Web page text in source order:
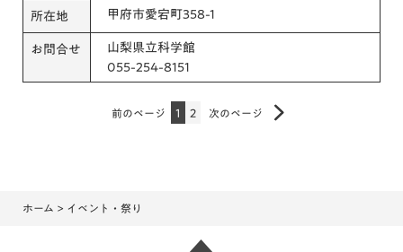
所在地 甲府市愛宕町358-1
お問合せ
山梨県立科学館
055-254-8151
前のページ 1 2 次のページ
ホーム > イベント・祭り